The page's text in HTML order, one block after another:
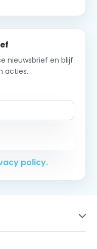
nieuwsbrief en blijf
acties.
policy.